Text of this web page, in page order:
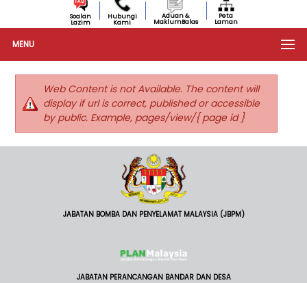
Soalan
Lazim
Hubungi
Kami
Aduan &
MaklumBalas
Peta
Laman
MENU
Web Content is not Available. The content will
display if url is correct, published or accessible
by public. Example, pages/view/{ page id }
JABATAN BOMBA DAN PENYELAMAT MALAYSIA (JBPM)
JABATAN PERANCANGAN BANDAR DAN DESA